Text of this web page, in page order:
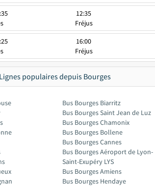
12:35
Fréjus
16:00
Fréjus
Lignes populaires depuis Bourges
Bus Bourges Biarritz
Bus Bourges Saint Jean de Luz
Bus Bourges Chamonix
Bus Bourges Bollene
Bus Bourges Cannes
Bus Bourges Aéroport de Lyon-
Saint-Exupéry LYS
Bus Bourges Amiens
Bus Bourges Hendaye